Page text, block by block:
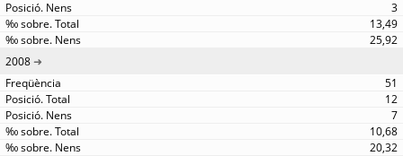
3
13,49
25,92
2008
51
12
7
10,68
20,32